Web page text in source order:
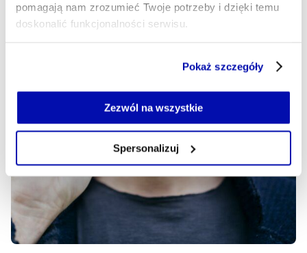
pomagają nam zrozumieć Twoje potrzeby i dzięki temu
doskonalić funkcjonalności serwisu.
Jeżeli nie wyrażasz zgody na zapisywanie plików cookie,
możesz łatwo zarządzać swoimi uprawnieniami, np. we
własnej przeglądarce internetowej lub po wybraniu opcji
Polityce Prywatności
Pokaż szczegóły
Zezwól na wszystkie
Spersonalizuj
MIKOŁAJ ŚMIŁOWSKI
- AUTOR ARTYKUŁU - PROFIL